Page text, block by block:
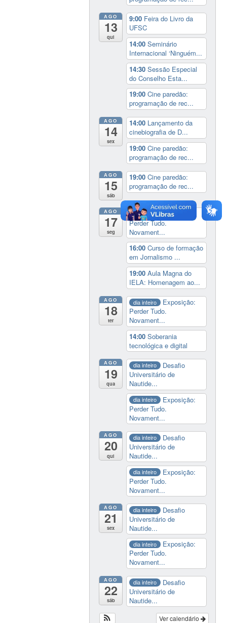
AGO
13
qui
9:00 Feira do Livro da
UFSC
14:00Seminário
Internacional ‘Ninguém...
14:30Sessão Especial
do Conselho Esta...
19:00Cine paredão:
programação de rec...
AGO
14
sex
14:00 Lançamento da
cinebiografia de D...
19:00Cine paredão:
programação de rec...
AGO
15
sáb
19:00Cine paredão:
programação de rec...
AGO
17
seg
dia inteiro
Exposição:
Perder Tudo.
Novament...
16:00Curso de formação
em Jornalismo ...
19:00Aula Magna do
IELA: Homenagem ao...
AGO
18
ter
dia inteiro
Exposição:
Perder Tudo.
Novament...
14:00Soberania
tecnológica e digital
AGO
19
qua
dia inteiro
Desafio
Universitário de
Nautide...
dia inteiro
Exposição:
Perder Tudo.
Novament...
AGO
20
qui
dia inteiro
Desafio
Universitário de
Nautide...
dia inteiro
Exposição:
Perder Tudo.
Novament...
AGO
21
sex
dia inteiro
Desafio
Universitário de
Nautide...
dia inteiro
Exposição:
Perder Tudo.
Novament...
AGO
22
sáb
dia inteiro
Desafio
Universitário de
Nautide...
Ver calendário